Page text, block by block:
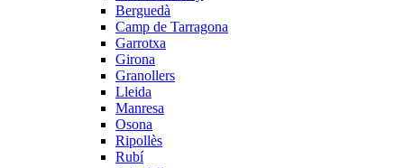
Berguedà
Camp de Tarragona
Garrotxa
Girona
Granollers
Lleida
Manresa
Osona
Ripollès
Rubí